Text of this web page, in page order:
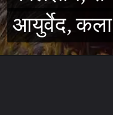
आयुर्वेद,
आयुर्वेद,